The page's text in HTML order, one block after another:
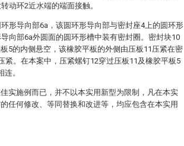
动环2近水端的端面接触。
形导向部6a，该圆环形导向部与密封座4上的圆环形
向部6a外圆面的圆环形槽中装有密封圈。密封块10
5的内侧悬空，该橡胶平板的外侧由压板11压紧在密
紧。在本案中，压紧螺钉12穿过压板11及橡胶平板5
。
实施例而已，并不以本实用新型为限制，凡在本实
任何修改、等同替换和改进等，均应包含在本实用